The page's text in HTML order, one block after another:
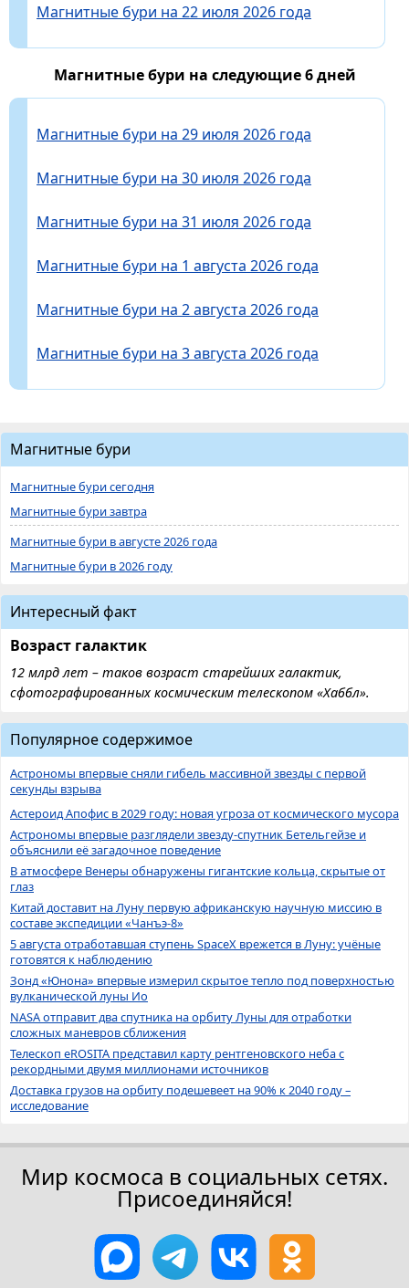
Магнитные бури на 22 июля 2026 года
Магнитные бури на следующие 6 дней
Магнитные бури на 29 июля 2026 года
Магнитные бури на 30 июля 2026 года
Магнитные бури на 31 июля 2026 года
Магнитные бури на 1 августа 2026 года
Магнитные бури на 2 августа 2026 года
Магнитные бури на 3 августа 2026 года
Магнитные бури
Магнитные бури сегодня
Магнитные бури завтра
Магнитные бури в августе 2026 года
Магнитные бури в 2026 году
Интересный факт
Возраст галактик
12 млрд лет – таков возраст старейших галактик,
сфотографированных космическим телескопом «Хаббл».
Популярное содержимое
Астрономы впервые сняли гибель массивной звезды с первой
секунды взрыва
Астероид Апофис в 2029 году: новая угроза от космического мусора
Астрономы впервые разглядели звезду-спутник Бетельгейзе и
объяснили её загадочное поведение
В атмосфере Венеры обнаружены гигантские кольца, скрытые от
глаз
Китай доставит на Луну первую африканскую научную миссию в
составе экспедиции «Чанъэ-8»
5 августа отработавшая ступень SpaceX врежется в Луну: учёные
готовятся к наблюдению
Зонд «Юнона» впервые измерил скрытое тепло под поверхностью
вулканической луны Ио
NASA отправит два спутника на орбиту Луны для отработки
сложных маневров сближения
Телескоп eROSITA представил карту рентгеновского неба с
рекордными двумя миллионами источников
Доставка грузов на орбиту подешевеет на 90% к 2040 году –
исследование
Мир космоса в социальных сетях.
Присоединяйся!